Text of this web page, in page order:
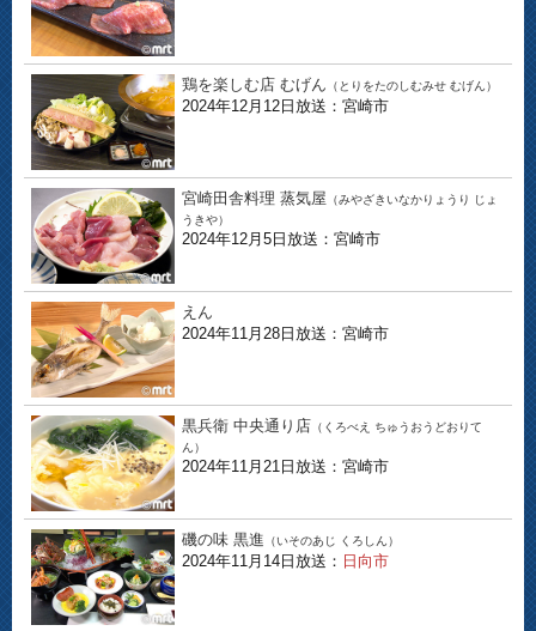
鶏を楽しむ店 むげん （とりをたのしむみせ むげん）
2024年12月12日放送：宮崎市
宮崎田舎料理 蒸気屋 （みやざきいなかりょうり じょ
うきや）
2024年12月5日放送：宮崎市
えん
2024年11月28日放送：宮崎市
黒兵衛 中央通り店 （くろべえ ちゅうおうどおりて
ん）
2024年11月21日放送：宮崎市
磯の味 黒進 （いそのあじ くろしん）
2024年11月14日放送： 日向市